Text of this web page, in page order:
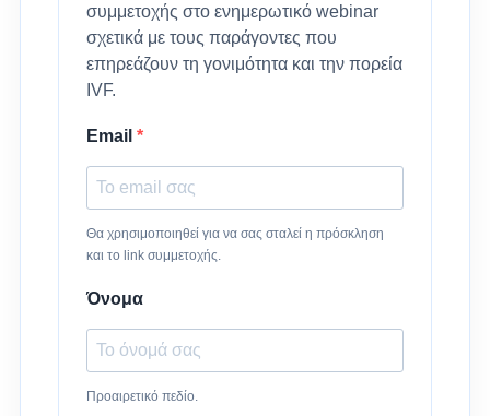
συμμετοχής στο ενημερωτικό webinar
σχετικά με τους παράγοντες που
επηρεάζουν τη γονιμότητα και την πορεία
IVF.
Email
Θα χρησιμοποιηθεί για να σας σταλεί η πρόσκληση
και το link συμμετοχής.
Όνομα
Προαιρετικό πεδίο.